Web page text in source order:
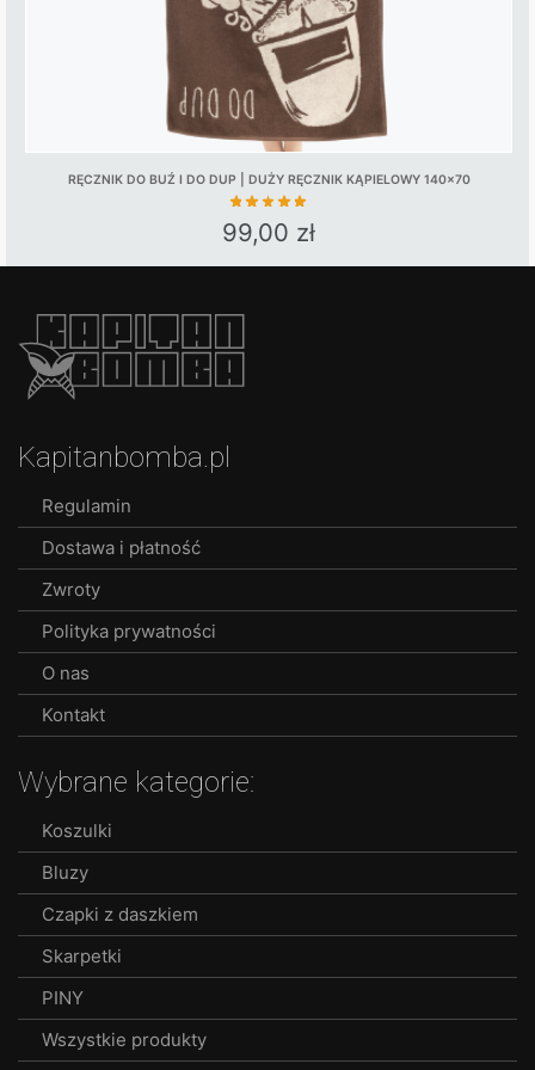
product
page
RĘCZNIK DO BUŹ I DO DUP | DUŻY RĘCZNIK KĄPIELOWY 140×70
99,00 zł
Kapitanbomba.pl
Regulamin
Dostawa i płatność
Zwroty
Polityka prywatności
O nas
Kontakt
Wybrane kategorie:
Koszulki
Bluzy
Czapki z daszkiem
Skarpetki
PINY
Wszystkie produkty